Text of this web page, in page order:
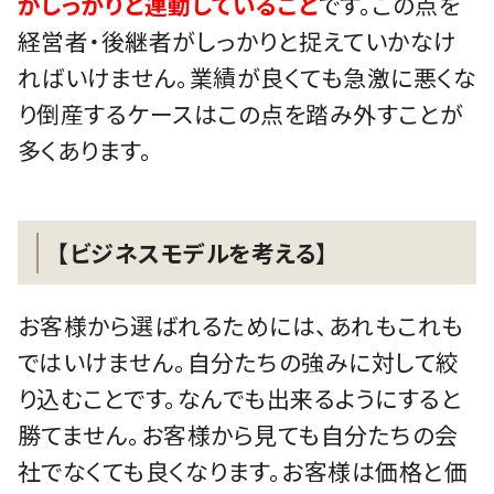
経営者・後継者がしっかりと捉えていかなけ
ればいけません。業績が良くても急激に悪くな
り倒産するケースはこの点を踏み外すことが
多くあります。
【ビジネスモデルを考える】
お客様から選ばれるためには、あれもこれも
ではいけません。自分たちの強みに対して絞
り込むことです。なんでも出来るようにすると
勝てません。お客様から見ても自分たちの会
社でなくても良くなります。お客様は価格と価